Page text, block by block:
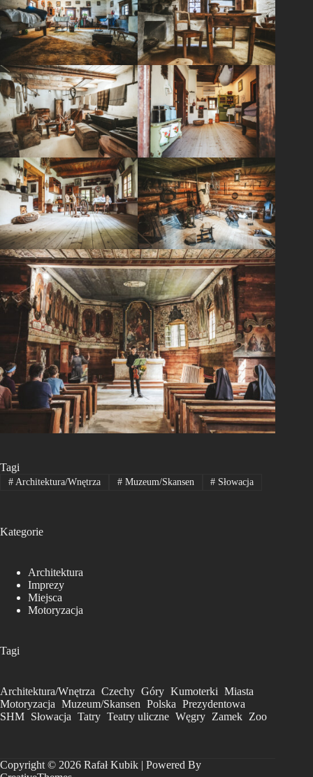
Tagi
#Architektura/Wnętrza #Muzeum/Skansen # Słowacja
Kategorie
Architektura
Imprezy
Miejsca
Motoryzacja
Tagi
Architektura/Wnętrza Czechy Góry Kumoterki Miasta
Motoryzacja Muzeum/Skansen Polska Prezydentowa
SHM Słowacja Tatry Teatry uliczne Węgry Zamek Zoo
Copyright © 2026 Rafał Kubik | Powered By